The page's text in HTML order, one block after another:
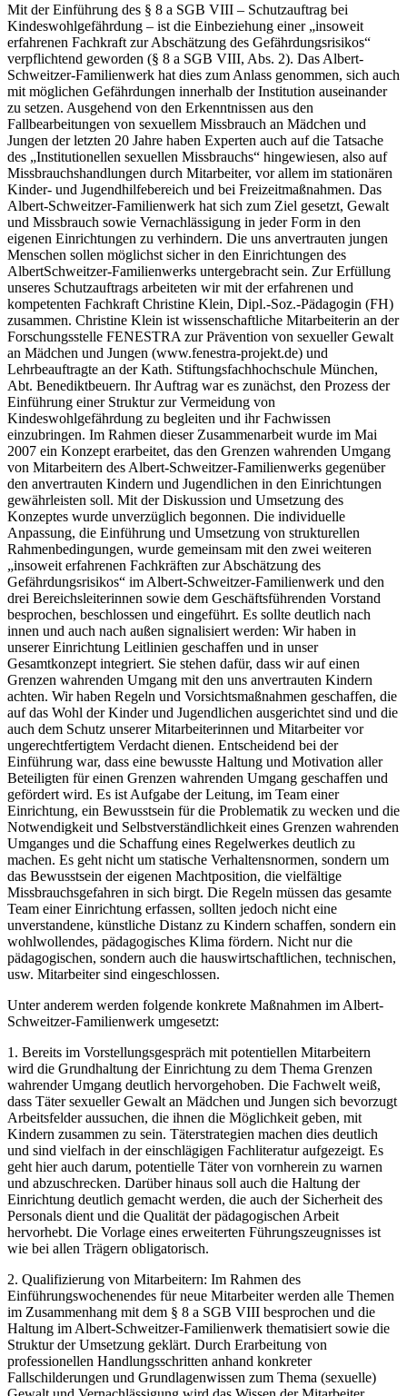
Mit der Einführung des § 8 a SGB VIII – Schutzauftrag bei
Kindeswohlgefährdung – ist die Einbeziehung einer „insoweit
erfahrenen Fachkraft zur Abschätzung des Gefährdungsrisikos“
verpflichtend geworden (§ 8 a SGB VIII, Abs. 2). Das Albert-
Schweitzer-Familienwerk hat dies zum Anlass genommen, sich auch
mit möglichen Gefährdungen innerhalb der Institution auseinander
zu setzen. Ausgehend von den Erkenntnissen aus den
Fallbearbeitungen von sexuellem Missbrauch an Mädchen und
Jungen der letzten 20 Jahre haben Experten auch auf die Tatsache
des „Institutionellen sexuellen Missbrauchs“ hingewiesen, also auf
Missbrauchshandlungen durch Mitarbeiter, vor allem im stationären
Kinder- und Jugendhilfebereich und bei Freizeitmaßnahmen. Das
Albert-Schweitzer-Familienwerk hat sich zum Ziel gesetzt, Gewalt
und Missbrauch sowie Vernachlässigung in jeder Form in den
eigenen Einrichtungen zu verhindern. Die uns anvertrauten jungen
Menschen sollen möglichst sicher in den Einrichtungen des
AlbertSchweitzer-Familienwerks untergebracht sein. Zur Erfüllung
unseres Schutzauftrags arbeiteten wir mit der erfahrenen und
kompetenten Fachkraft Christine Klein, Dipl.-Soz.-Pädagogin (FH)
zusammen. Christine Klein ist wissenschaftliche Mitarbeiterin an der
Forschungsstelle FENESTRA zur Prävention von sexueller Gewalt
an Mädchen und Jungen (www.fenestra-projekt.de) und
Lehrbeauftragte an der Kath. Stiftungsfachhochschule München,
Abt. Benediktbeuern. Ihr Auftrag war es zunächst, den Prozess der
Einführung einer Struktur zur Vermeidung von
Kindeswohlgefährdung zu begleiten und ihr Fachwissen
einzubringen. Im Rahmen dieser Zusammenarbeit wurde im Mai
2007 ein Konzept erarbeitet, das den Grenzen wahrenden Umgang
von Mitarbeitern des Albert-Schweitzer-Familienwerks gegenüber
den anvertrauten Kindern und Jugendlichen in den Einrichtungen
gewährleisten soll. Mit der Diskussion und Umsetzung des
Konzeptes wurde unverzüglich begonnen. Die individuelle
Anpassung, die Einführung und Umsetzung von strukturellen
Rahmenbedingungen, wurde gemeinsam mit den zwei weiteren
„insoweit erfahrenen Fachkräften zur Abschätzung des
Gefährdungsrisikos“ im Albert-Schweitzer-Familienwerk und den
drei Bereichsleiterinnen sowie dem Geschäftsführenden Vorstand
besprochen, beschlossen und eingeführt. Es sollte deutlich nach
innen und auch nach außen signalisiert werden: Wir haben in
unserer Einrichtung Leitlinien geschaffen und in unser
Gesamtkonzept integriert. Sie stehen dafür, dass wir auf einen
Grenzen wahrenden Umgang mit den uns anvertrauten Kindern
achten. Wir haben Regeln und Vorsichtsmaßnahmen geschaffen, die
auf das Wohl der Kinder und Jugendlichen ausgerichtet sind und die
auch dem Schutz unserer Mitarbeiterinnen und Mitarbeiter vor
ungerechtfertigtem Verdacht dienen. Entscheidend bei der
Einführung war, dass eine bewusste Haltung und Motivation aller
Beteiligten für einen Grenzen wahrenden Umgang geschaffen und
gefördert wird. Es ist Aufgabe der Leitung, im Team einer
Einrichtung, ein Bewusstsein für die Problematik zu wecken und die
Notwendigkeit und Selbstverständlichkeit eines Grenzen wahrenden
Umganges und die Schaffung eines Regelwerkes deutlich zu
machen. Es geht nicht um statische Verhaltensnormen, sondern um
das Bewusstsein der eigenen Machtposition, die vielfältige
Missbrauchsgefahren in sich birgt. Die Regeln müssen das gesamte
Team einer Einrichtung erfassen, sollten jedoch nicht eine
unverstandene, künstliche Distanz zu Kindern schaffen, sondern ein
wohlwollendes, pädagogisches Klima fördern. Nicht nur die
pädagogischen, sondern auch die hauswirtschaftlichen, technischen,
usw. Mitarbeiter sind eingeschlossen.
Unter anderem werden folgende konkrete Maßnahmen im Albert-
Schweitzer-Familienwerk umgesetzt:
1. Bereits im Vorstellungsgespräch mit potentiellen Mitarbeitern
wird die Grundhaltung der Einrichtung zu dem Thema Grenzen
wahrender Umgang deutlich hervorgehoben. Die Fachwelt weiß,
dass Täter sexueller Gewalt an Mädchen und Jungen sich bevorzugt
Arbeitsfelder aussuchen, die ihnen die Möglichkeit geben, mit
Kindern zusammen zu sein. Täterstrategien machen dies deutlich
und sind vielfach in der einschlägigen Fachliteratur aufgezeigt. Es
geht hier auch darum, potentielle Täter von vornherein zu warnen
und abzuschrecken. Darüber hinaus soll auch die Haltung der
Einrichtung deutlich gemacht werden, die auch der Sicherheit des
Personals dient und die Qualität der pädagogischen Arbeit
hervorhebt. Die Vorlage eines erweiterten Führungszeugnisses ist
wie bei allen Trägern obligatorisch.
2. Qualifizierung von Mitarbeitern: Im Rahmen des
Einführungswochenendes für neue Mitarbeiter werden alle Themen
im Zusammenhang mit dem § 8 a SGB VIII besprochen und die
Haltung im Albert-Schweitzer-Familienwerk thematisiert sowie die
Struktur der Umsetzung geklärt. Durch Erarbeitung von
professionellen Handlungsschritten anhand konkreter
Fallschilderungen und Grundlagenwissen zum Thema (sexuelle)